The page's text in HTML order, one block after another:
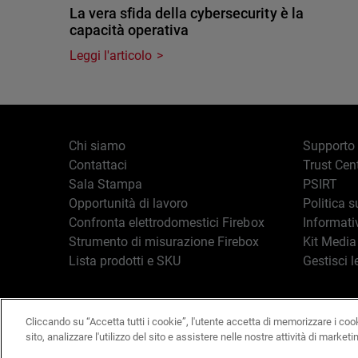
La vera sfida della cybersecurity è la
capacità operativa
Leggi l'articolo
Chi siamo
Contattaci
Sala Stampa
Opportunità di lavoro
Confronta elettrodomestici Firebox
Strumento di misurazione Firebox
Lista prodotti e SKU
Supporto
Trust
PSIRT
Politica
Kit
Gestisci
Italiano Copyright ©
Cliccando su “Accetta tutti i cookie”, l'utente accetta di memorizzare i
sito, analizzare l'utilizzo del sito e assistere nelle nostre attività di